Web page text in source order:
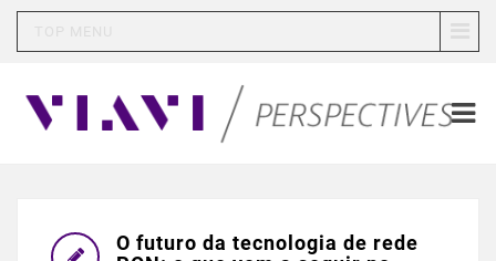
O futuro da tecnologia de rede